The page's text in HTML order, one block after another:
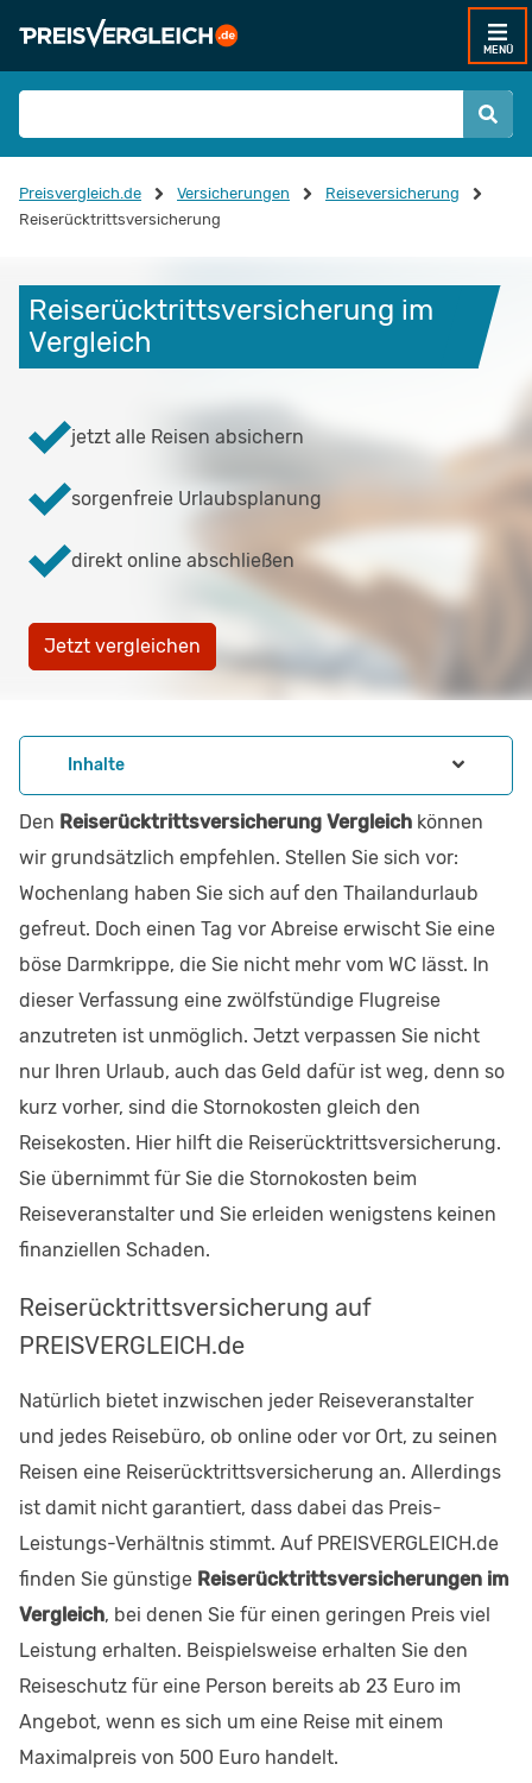
MENÜ
Preisvergleich.de Versicherungen
Reiseversicherung
Reiserücktrittsversicherung
Reiserücktrittsversicherung im
Vergleich
jetzt alle Reisen absichern
sorgenfreie Urlaubsplanung
direkt online abschließen
Jetzt vergleichen
Inhalte
Den Reiserücktrittsversicherung Vergleich können
wir grundsätzlich empfehlen. Stellen Sie sich vor:
Wochenlang haben Sie sich auf den Thailandurlaub
gefreut. Doch einen Tag vor Abreise erwischt Sie eine
böse Darmkrippe, die Sie nicht mehr vom WC lässt. In
dieser Verfassung eine zwölfstündige Flugreise
anzutreten ist unmöglich. Jetzt verpassen Sie nicht
nur Ihren Urlaub, auch das Geld dafür ist weg, denn so
kurz vorher, sind die Stornokosten gleich den
Reisekosten. Hier hilft die Reiserücktrittsversicherung.
Sie übernimmt für Sie die Stornokosten beim
Reiseveranstalter und Sie erleiden wenigstens keinen
finanziellen Schaden.
Reiserücktrittsversicherung auf
PREISVERGLEICH.de
Natürlich bietet inzwischen jeder Reiseveranstalter
und jedes Reisebüro, ob online oder vor Ort, zu seinen
Reisen eine Reiserücktrittsversicherung an. Allerdings
ist damit nicht garantiert, dass dabei das Preis-
Leistungs-Verhältnis stimmt. Auf PREISVERGLEICH.de
finden Sie günstige Reiserücktrittsversicherungen im
Vergleich, bei denen Sie für einen geringen Preis viel
Leistung erhalten. Beispielsweise erhalten Sie den
Reiseschutz für eine Person bereits ab 23 Euro im
Angebot, wenn es sich um eine Reise mit einem
Maximalpreis von 500 Euro handelt.